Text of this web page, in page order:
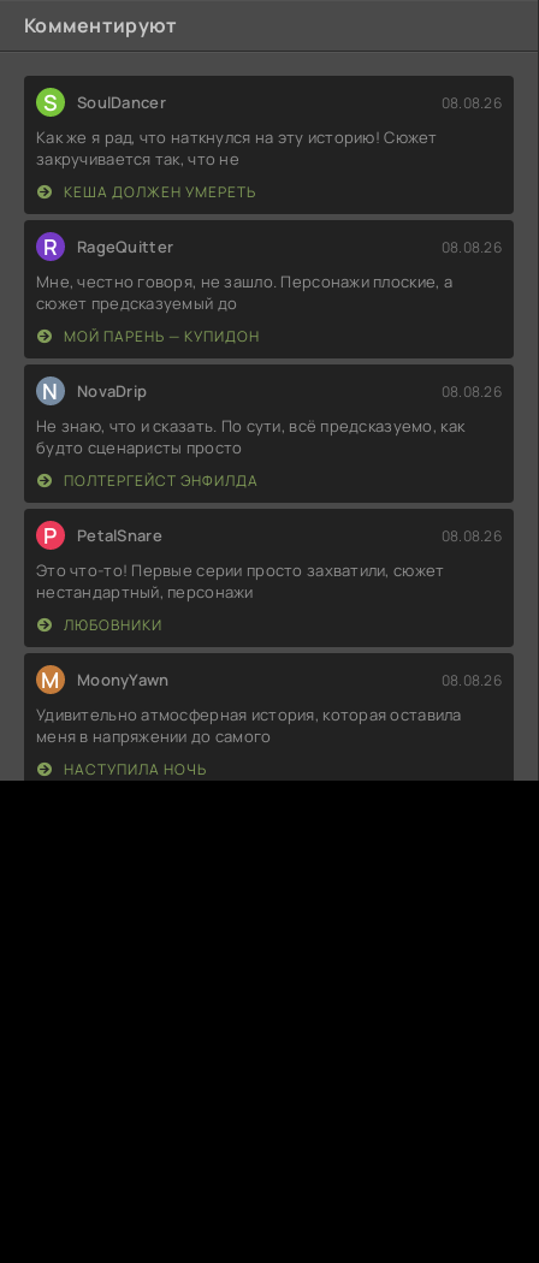
Комментируют
S SoulDancer 08.08.26
Как же я рад, что наткнулся на эту историю! Сюжет
закручивается так, что не
КЕША ДОЛЖЕН УМЕРЕТЬ
R RageQuitter 08.08.26
Мне, честно говоря, не зашло. Персонажи плоские, а
сюжет предсказуемый до
МОЙ ПАРЕНЬ — КУПИДОН
N NovaDrip 08.08.26
Не знаю, что и сказать. По сути, всё предсказуемо, как
будто сценаристы просто
ПОЛТЕРГЕЙСТ ЭНФИЛДА
P PetalSnare 08.08.26
Это что-то! Первые серии просто захватили, сюжет
нестандартный, персонажи
ЛЮБОВНИКИ
M MoonyYawn 08.08.26
Удивительно атмосферная история, которая оставила
меня в напряжении до самого
НАСТУПИЛА НОЧЬ